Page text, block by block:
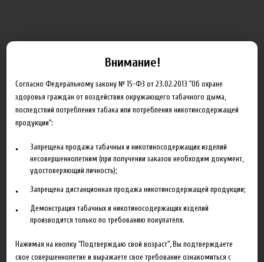
Грейпфрут, апельсин, ваниль, ментол
КОНЦЕНТРАЦИЯ
500.00 руб
В корзину
Добавить в сравнение
Внимание!
Согласно Федеральному закону № 15-ФЗ от 23.02.2013 "Об охране
здоровья граждан от воздействия окружающего табачного дыма,
последствий потребления табака или потребления никотинсодержащей
продукции":
Запрещена продажа табачных и никотиносодержащих изделий
несовершеннолетним (при получении заказов необходим документ,
удостоверяющий личность);
Запрещена дистанционная продажа никотинсодержащей продукции;
Демонстрация табачных и никотиносодержащих изделий
производится только по требованию покупателя.
Нажимая на кнопку "Подтверждаю свой возраст", Вы подтверждаете
свое совершеннолетие и выражаете свое требование ознакомиться с